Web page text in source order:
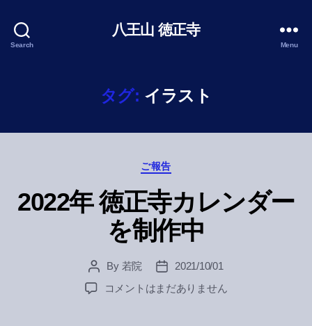
Search
八王山 徳正寺
Menu
タグ: イラスト
Categories
ご報告
2022年 徳正寺カレンダー
を制作中
Post
author
By 若院
Post
date
2021/10/01
2022
コメントはまだありません